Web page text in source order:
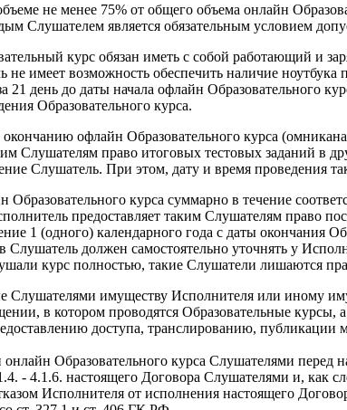
не менее 75% от общего объема онлайн
Слушателем является обязательным условием
курс обязан иметь с собой работающий и
имеет возможность обеспечить наличие
21 день до даты начала офлайн Образовательного
Образовательного курса.
офлайн Образовательного курса
Слушателям право итоговых тестовых заданий в
Слушатель. При этом, дату и время проведения
курса суммарно в течение
предоставляет таким Слушателям право
1 (одного) календарного года с даты
Слушатель должен самостоятельно уточнять у
курс полностью, такие Слушатели лишаются
Слушателями имуществу Исполнителя или иному
в котором проводятся Образовательные
доступа, транслированию, публикации
Образовательного курса Слушателями перед
- 4.1.6. настоящего Договора Слушателями и, как
Исполнителя от исполнения настоящего